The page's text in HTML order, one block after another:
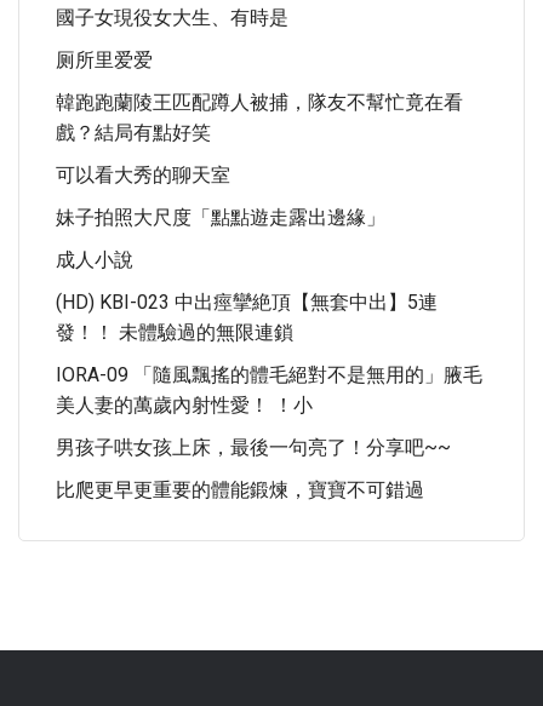
國子女現役女大生、有時是
厕所里爱爱
韓跑跑蘭陵王匹配蹲人被捕，隊友不幫忙竟在看
戲？結局有點好笑
可以看大秀的聊天室
妹子拍照大尺度「點點遊走露出邊緣」
成人小說
(HD) KBI-023 中出痙攣絶頂【無套中出】5連
發！！ 未體驗過的無限連鎖
IORA-09 「隨風飄搖的體毛絕對不是無用的」腋毛
美人妻的萬歲內射性愛！ ！小
男孩子哄女孩上床，最後一句亮了！分享吧~~
比爬更早更重要的體能鍛煉，寶寶不可錯過